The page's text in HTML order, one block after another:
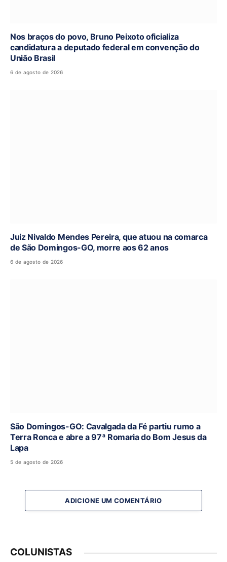
Nos braços do povo, Bruno Peixoto oficializa
candidatura a deputado federal em convenção do
União Brasil
6 de agosto de 2026
Juiz Nivaldo Mendes Pereira, que atuou na comarca
de São Domingos-GO, morre aos 62 anos
6 de agosto de 2026
São Domingos-GO: Cavalgada da Fé partiu rumo a
Terra Ronca e abre a 97ª Romaria do Bom Jesus da
Lapa
5 de agosto de 2026
ADICIONE UM COMENTÁRIO
COLUNISTAS